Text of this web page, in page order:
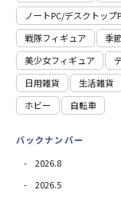
ノートPC/デスクトップ
戦隊フィギュア
季
美少女フィギュア
日用雑貨
⽣活雑貨
ホビー
自転車
バックナンバー
2026.8
2026.5